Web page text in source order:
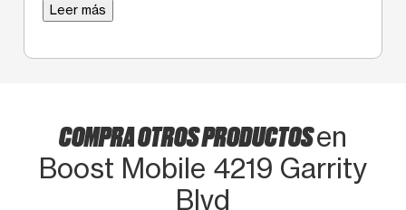
Leer más
COMPRA OTROS PRODUCTOSen
Boost Mobile 4219 Garrity
Blvd